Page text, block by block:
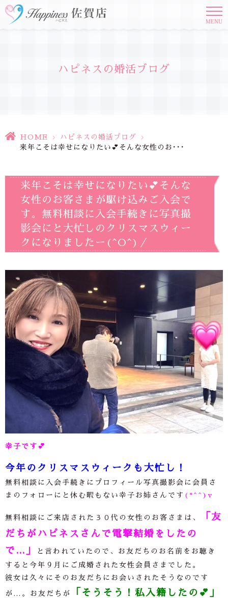
MENU
ハピネスの婚活ブログ
HOME > ハピネスの婚活ブログ
>
来年こそは幸せになりたい💕そんな女性のお･･･
来年こそは幸せになりたい💕そんな
女性のお客さまが駆け込みご入会で
す。無料相談に入会手続きに写真撮
影会にと大忙しのクリスマスウィー
クになりましたー(^O^)／
幸子です 💕
今年のクリスマスウィークも大忙し！
無料相談に入会手続きにプロフィール写真撮影会に会員さ
まのフォローにと休む暇もない幸子お姉さんです (*^^)v
無料相談にご来店された３０代の女性のお客さまは、
「友
だちがハピネスさんで電撃結婚をしたの
で…」
と言われていたので、お友だちのお名前をお聴き
すると今年９月にご成婚された女性会員さまでした。
彼女は久々にそのお友だちにお会いされたそうなのです
が…。お友だちが 「そうそう！私入籍したの 💕 」